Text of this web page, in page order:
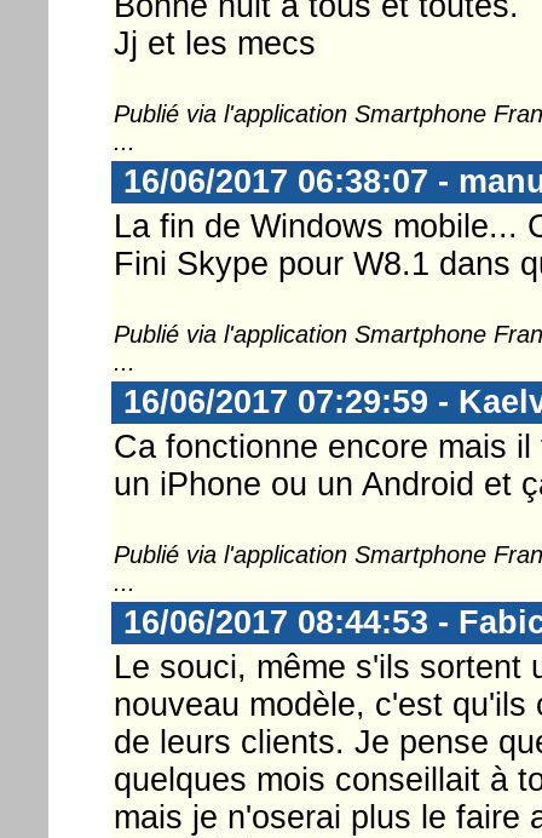
Jj et les mecs
Publié via l'application Smartphone
...
16/06/2017 06:38:07 -
La fin de Windows mobile...
Fini Skype pour W8.1 dans
Publié via l'application Smartphone
...
16/06/2017 07:29:59 -
Ca fonctionne encore mais
un iPhone ou un Android et
Publié via l'application Smartphone
...
16/06/2017 08:44:53 -
Le souci, même s'ils sortent
nouveau modèle, c'est
de leurs clients. Je pense
quelques mois conseillait à
mais je n'oserai plus le faire